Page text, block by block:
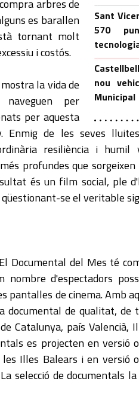
Sant
570
nou
Municipal
arbres de
es barallen
tornant molt
i costós.
la vida de
per
per aquesta
Enmig de les seves
resiliència i humil
profundes que
és un film social, ple
se el veritable
Documental del Mes té
nombre d'espectadors
pantalles de cinema. Amb
documental de qualitat, de
Catalunya, país Valencià,
es projecten en versió
Illes Balears i en versió
selecció de documentals